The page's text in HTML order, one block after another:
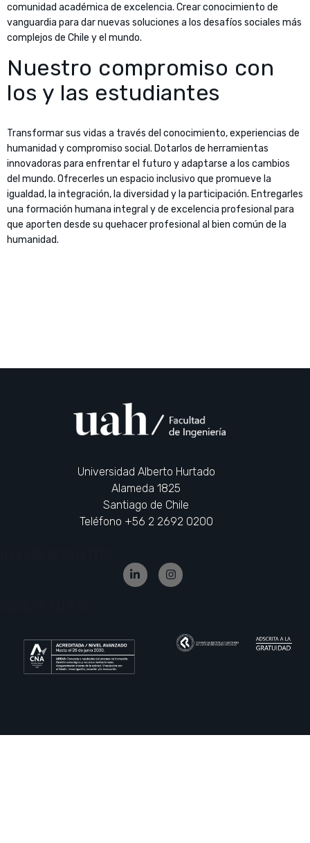
comunidad académica de excelencia. Crear conocimiento de
vanguardia para dar nuevas soluciones a los desafíos sociales más
complejos de Chile y el mundo.
Nuestro compromiso con
los y las estudiantes
Transformar sus vidas a través del conocimiento, experiencias de
humanidad y compromiso social. Dotarlos de herramientas
innovadoras para enfrentar el futuro y adaptarse a los cambios
del mundo. Ofrecerles un espacio inclusivo que promueve la
igualdad, la integración, la diversidad y la participación. Entregarles
una formación humana integral y de excelencia profesional para
que aporten desde su quehacer profesional al bien común de la
humanidad.
Universidad Alberto Hurtado
Alameda 1825
Santiago de Chile
Teléfono +56 2 2692 0200